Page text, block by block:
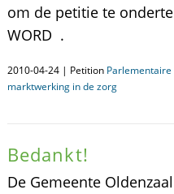
om de petitie te
WORD .
2010-04-24 | Petition
marktwerking in de zorg
Bedankt!
De Gemeente